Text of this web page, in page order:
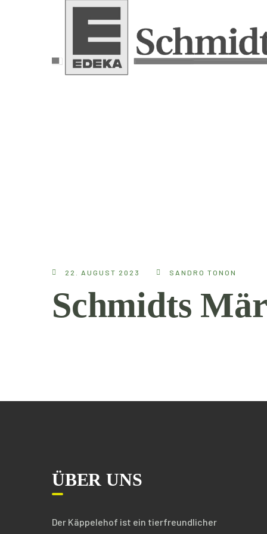
22. AUGUST 2023 SANDRO TONON
Schmidts
ÜBER UNS
Der Käppelehof ist ein tierfreundlicher